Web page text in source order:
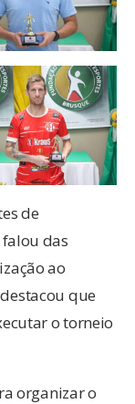
de
das
ao
que
o torneio
organizar o